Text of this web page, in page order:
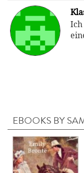
EBOOKS BY